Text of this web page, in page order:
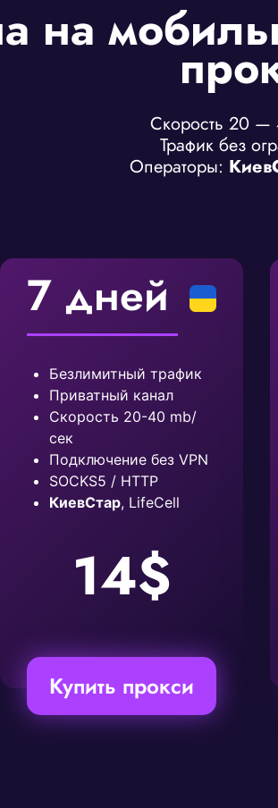
на
Скорость 20 —
Трафик без
Операторы:
7 дней
Безлимитный трафик
Приватный канал
Скорость 20-40 mb/
сек
Подключение без VPN
SOCKS5 / HTTP
КиевСтар, LifeCell
14$
Купить прокси